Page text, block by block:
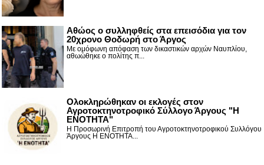
Αθώος ο συλληφθείς στα επεισόδια για τον
20χρονο Θοδωρή στο Άργος
Με ομόφωνη απόφαση των δικαστικών αρχών Ναυπλίου,
αθωώθηκε ο πολίτης π...
Ολοκληρώθηκαν οι εκλογές στον
Αγροτοκτηνοτροφικό Σύλλογο Άργους "Η
ΕΝΟΤΗΤΑ"
Η Προσωρινή Επιτροπή του Αγροτοκτηνοτροφικού Συλλόγου
Άργους Η ΕΝΟΤΗΤΑ...